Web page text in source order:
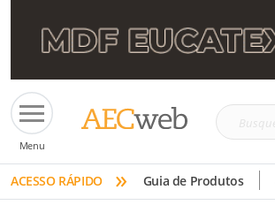
Menu
Busque
tinta,
etc
ACESSO RÁPIDO » Guia de Produtos